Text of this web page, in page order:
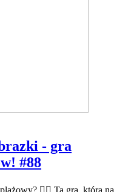
- gra
#88